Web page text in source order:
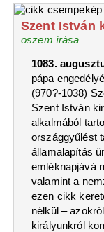
Szent István
oszem írása
1083.
pápa
(970?-1038)
Szent István
alkalmából
országgyűlést
államalapítás
emléknapjává
valamint a
ezen cikk
nélkül –
királyunkról